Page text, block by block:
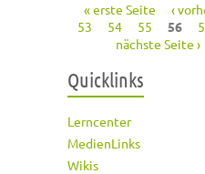
Seiten
« erste Seite ‹
53
54 55 56
nächste Seite ›
Quicklinks
Lerncenter
MedienLinks
Wikis